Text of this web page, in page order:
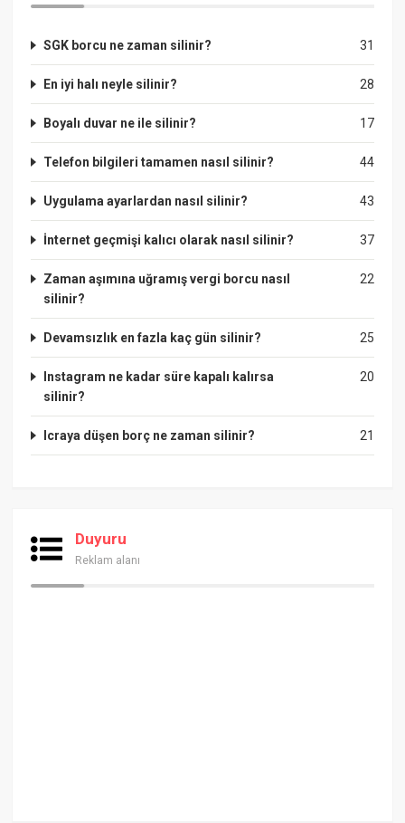
31
SGK borcu ne zaman silinir?
28
En iyi halı neyle silinir?
17
Boyalı duvar ne ile silinir?
44
Telefon bilgileri tamamen nasıl silinir?
43
Uygulama ayarlardan nasıl silinir?
37
İnternet geçmişi kalıcı olarak nasıl silinir?
22
Zaman aşımına uğramış vergi borcu nasıl
silinir?
25
Devamsızlık en fazla kaç gün silinir?
20
Instagram ne kadar süre kapalı kalırsa
silinir?
21
Icraya düşen borç ne zaman silinir?
Duyuru
Reklam alanı